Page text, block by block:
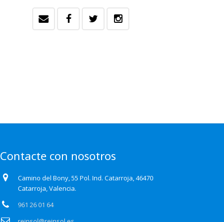
Contacte con nosotros
Camino del Bony, 55 Pol. Ind. Catarroja, 46470
Catarroja, Valencia.
961 26 01 64